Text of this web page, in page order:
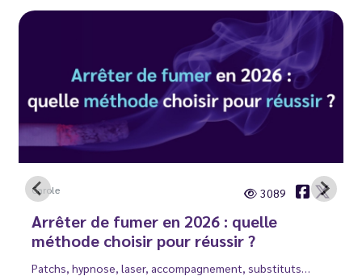
Carole 3089
Arrêter de fumer en 2026 : quelle
méthode choisir pour réussir ?
Patchs, hypnose, laser, accompagnement, substituts…